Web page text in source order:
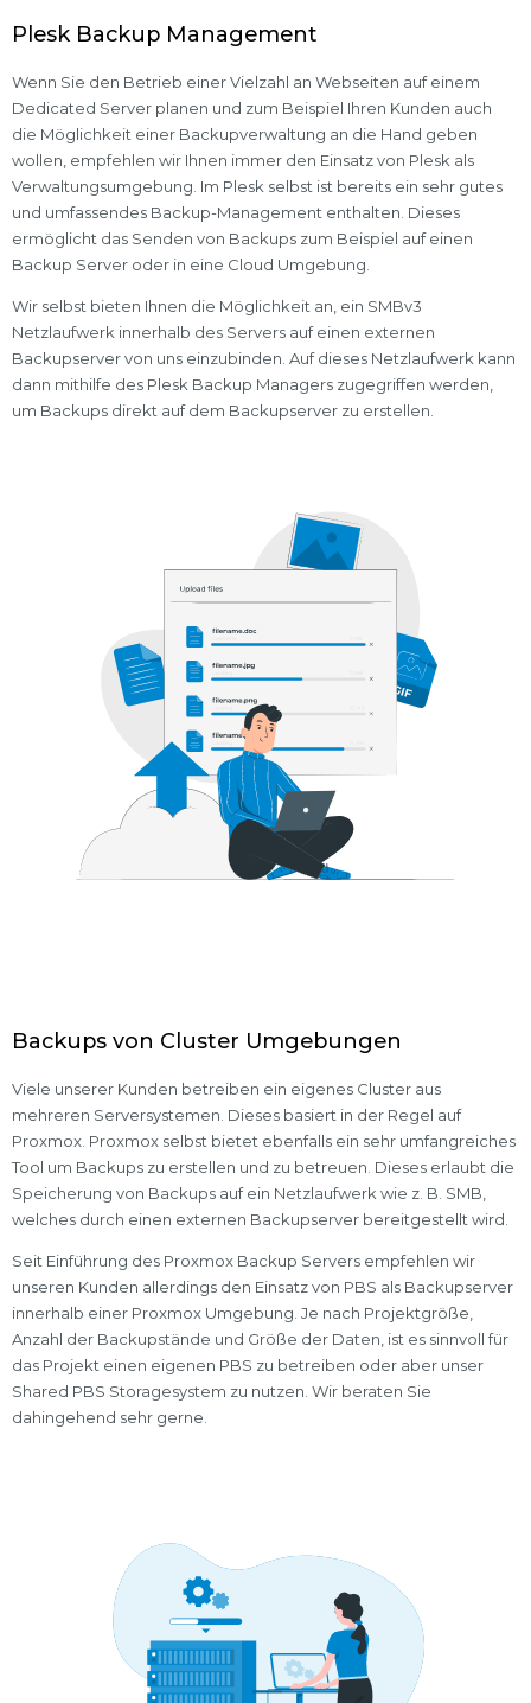
Plesk Backup Management
Wenn Sie den Betrieb einer Vielzahl an Webseiten auf einem
Dedicated Server planen und zum Beispiel Ihren Kunden auch
die Möglichkeit einer Backupverwaltung an die Hand geben
wollen, empfehlen wir Ihnen immer den Einsatz von Plesk als
Verwaltungsumgebung. Im Plesk selbst ist bereits ein sehr gutes
und umfassendes Backup-Management enthalten. Dieses
ermöglicht das Senden von Backups zum Beispiel auf einen
Backup Server oder in eine Cloud Umgebung.
Wir selbst bieten Ihnen die Möglichkeit an, ein SMBv3
Netzlaufwerk innerhalb des Servers auf einen externen
Backupserver von uns einzubinden. Auf dieses Netzlaufwerk kann
dann mithilfe des Plesk Backup Managers zugegriffen werden,
um Backups direkt auf dem Backupserver zu erstellen.
Backups von Cluster Umgebungen
Viele unserer Kunden betreiben ein eigenes Cluster aus
mehreren Serversystemen. Dieses basiert in der Regel auf
Proxmox. Proxmox selbst bietet ebenfalls ein sehr umfangreiches
Tool um Backups zu erstellen und zu betreuen. Dieses erlaubt die
Speicherung von Backups auf ein Netzlaufwerk wie z. B. SMB,
welches durch einen externen Backupserver bereitgestellt wird.
Seit Einführung des Proxmox Backup Servers empfehlen wir
unseren Kunden allerdings den Einsatz von PBS als Backupserver
innerhalb einer Proxmox Umgebung. Je nach Projektgröße,
Anzahl der Backupstände und Größe der Daten, ist es sinnvoll für
das Projekt einen eigenen PBS zu betreiben oder aber unser
Shared PBS Storagesystem zu nutzen. Wir beraten Sie
dahingehend sehr gerne.